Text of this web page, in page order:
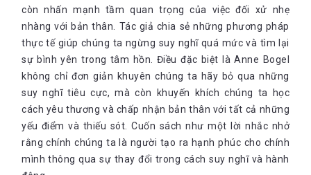
còn nhấn mạnh tầm quan trọng của việc đối xử nhẹ
nhàng với bản thân. Tác giả chia sẻ những phương pháp
thực tế giúp chúng ta ngừng suy nghĩ quá mức và tìm lại
sự bình yên trong tâm hồn. Điều đặc biệt là Anne Bogel
không chỉ đơn giản khuyên chúng ta hãy bỏ qua những
suy nghĩ tiêu cực, mà còn khuyến khích chúng ta học
cách yêu thương và chấp nhận bản thân với tất cả những
yếu điểm và thiếu sót. Cuốn sách như một lời nhắc nhở
rằng chính chúng ta là người tạo ra hạnh phúc cho chính
mình thông qua sự thay đổi trong cách suy nghĩ và hành